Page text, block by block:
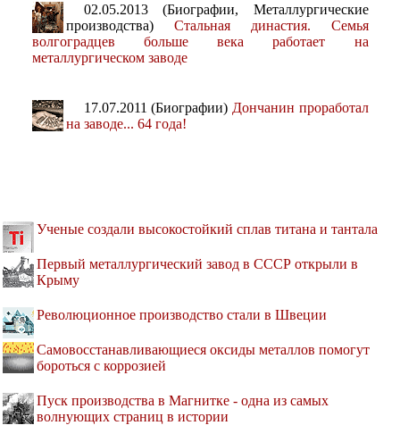
02.05.2013 (Биографии, Металлургические
производства) Стальная династия. Семья
волгоградцев больше века работает на
металлургическом заводе
17.07.2011 (Биографии) Дончанин проработал
на заводе... 64 года!
Ученые создали высокостойкий сплав титана и тантала
Первый металлургический завод в СССР открыли в
Крыму
Революционное производство стали в Швеции
Самовосстанавливающиеся оксиды металлов помогут
бороться с коррозией
Пуск производства в Магнитке - одна из самых
волнующих страниц в истории